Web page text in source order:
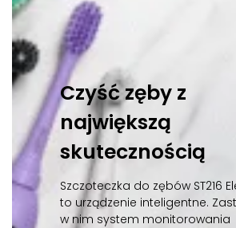
Czyść zęby z
największą
skutecznością
Szczoteczka do zębów ST216
to urządzenie inteligentne.
w nim system monitorowania